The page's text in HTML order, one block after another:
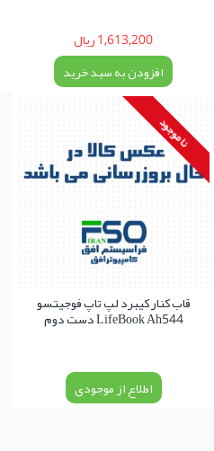
1,613,200 ریال
افزودن به سبد خرید
نا موجود
قاب کنار کیبرد لپ تاپ فوجیتسو
LifeBook Ah544 دست دوم
اطلاع از موجودی